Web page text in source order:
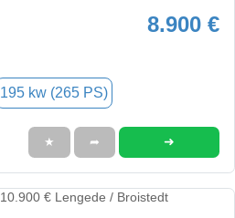
8.900 €
195 kw (265 PS)
★ ➦ ➜